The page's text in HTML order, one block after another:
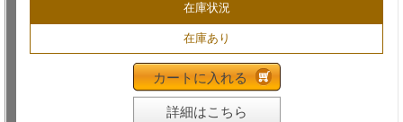
在庫状況
在庫あり
カートに入れる
詳細はこちら